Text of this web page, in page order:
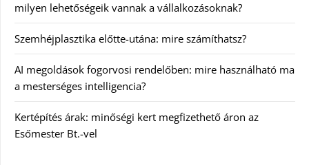
milyen lehetőségeik vannak a vállalkozásoknak?
Szemhéjplasztika előtte-utána: mire számíthatsz?
AI megoldások fogorvosi rendelőben: mire használható ma
a mesterséges intelligencia?
Kertépítés árak: minőségi kert megfizethető áron az
Esőmester Bt.-vel